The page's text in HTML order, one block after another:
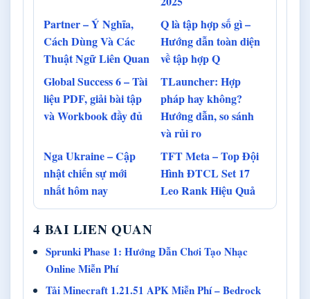
Partner – Ý Nghĩa,
Cách Dùng Và Các
Thuật Ngữ Liên Quan
Q là tập hợp số gì –
Hướng dẫn toàn diện
về tập hợp Q
Global Success 6 – Tài
liệu PDF, giải bài tập
và Workbook đầy đủ
TLauncher: Hợp
pháp hay không?
Hướng dẫn, so sánh
và rủi ro
Nga Ukraine – Cập
nhật chiến sự mới
nhất hôm nay
TFT Meta – Top Đội
Hình ĐTCL Set 17
Leo Rank Hiệu Quả
4 BAI LIEN QUAN
Sprunki Phase 1: Hướng Dẫn Chơi Tạo Nhạc
Online Miễn Phí
Tải Minecraft 1.21.51 APK Miễn Phí – Bedrock